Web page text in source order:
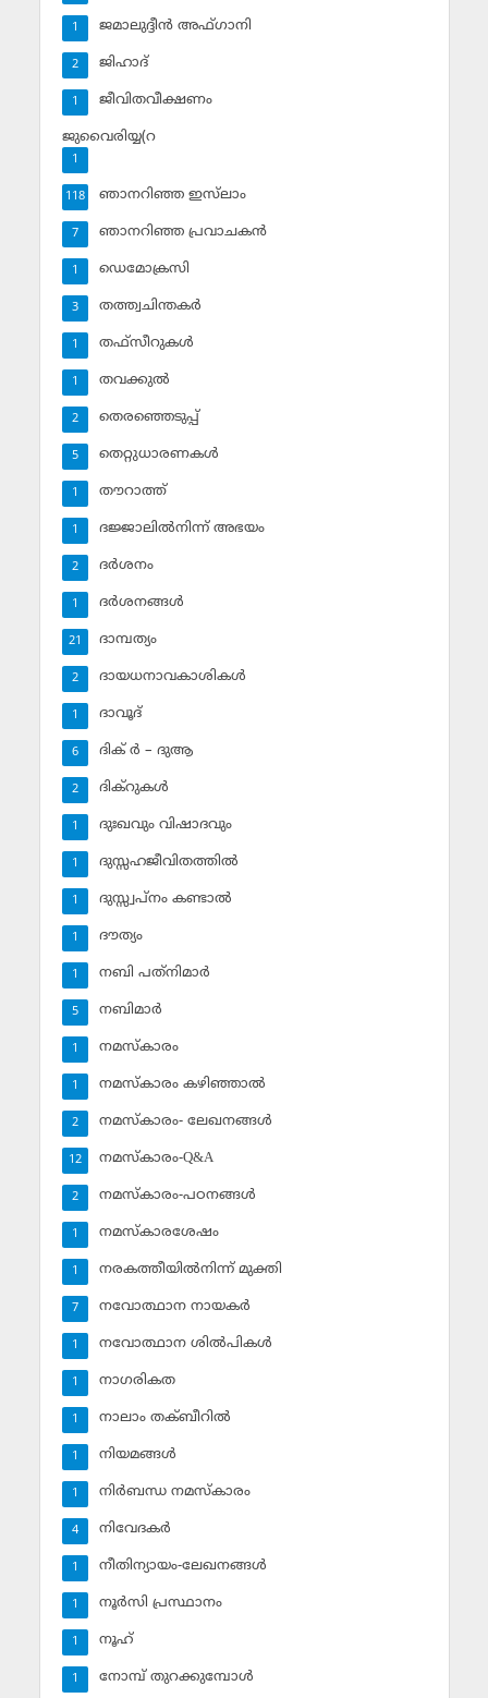
ജമാലുദ്ദീന്‍ അഫ്ഗാനി
1
ജിഹാദ്‌
2
ജീവിതവീക്ഷണം
1
ജുവൈരിയ്യ(റ
1
ഞാനറിഞ്ഞ ഇസ്‌ലാം
118
ഞാനറിഞ്ഞ പ്രവാചകന്‍
7
ഡെമോക്രസി
1
തത്ത്വചിന്തകര്‍
3
തഫ്‌സീറുകള്‍
1
തവക്കുല്‍
1
തെരഞ്ഞെടുപ്പ്
2
തെറ്റുധാരണകള്‍
5
തൗറാത്ത്
1
ദജ്ജാലില്‍നിന്ന് അഭയം
1
ദര്‍ശനം
2
ദര്‍ശനങ്ങള്‍
1
ദാമ്പത്യം
21
ദായധനാവകാശികള്‍
2
ദാവൂദ്‌
1
ദിക് ര്‍ – ദുആ
6
ദിക്‌റുകള്‍
2
ദുഃഖവും വിഷാദവും
1
ദുസ്സഹജീവിതത്തില്‍
1
ദുസ്സ്വപ്‌നം കണ്ടാല്‍
1
ദൗത്യം
1
നബി പത്‌നിമാര്‍
1
നബിമാര്‍
5
നമസ്‌കാരം
1
നമസ്‌കാരം കഴിഞ്ഞാല്‍
1
നമസ്‌കാരം- ലേഖനങ്ങള്‍
2
നമസ്‌കാരം-Q&A
12
നമസ്‌കാരം-പഠനങ്ങള്‍
2
നമസ്‌കാരശേഷം
1
നരകത്തീയില്‍നിന്ന് മുക്തി
1
നവോത്ഥാന നായകര്‍
7
നവോത്ഥാന ശില്‍പികള്‍
1
നാഗരികത
1
നാലാം തക്ബീറില്‍
1
നിയമങ്ങള്‍
1
നിര്‍ബന്ധ നമസ്‌കാരം
1
നിവേദകര്‍
4
നീതിന്യായം-ലേഖനങ്ങള്‍
1
നൂര്‍സി പ്രസ്ഥാനം
1
നൂഹ്‌
1
നോമ്പ് തുറക്കുമ്പോള്‍
1